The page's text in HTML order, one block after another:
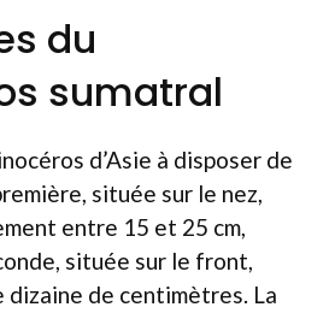
du
sumatral
d’Asie à disposer de
située sur le nez,
entre 15 et 25 cm,
située sur le front,
dizaine de centimètres. La